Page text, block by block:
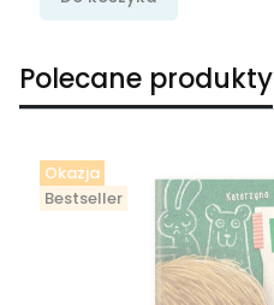
Polecane produkty
Okazja
Bestseller